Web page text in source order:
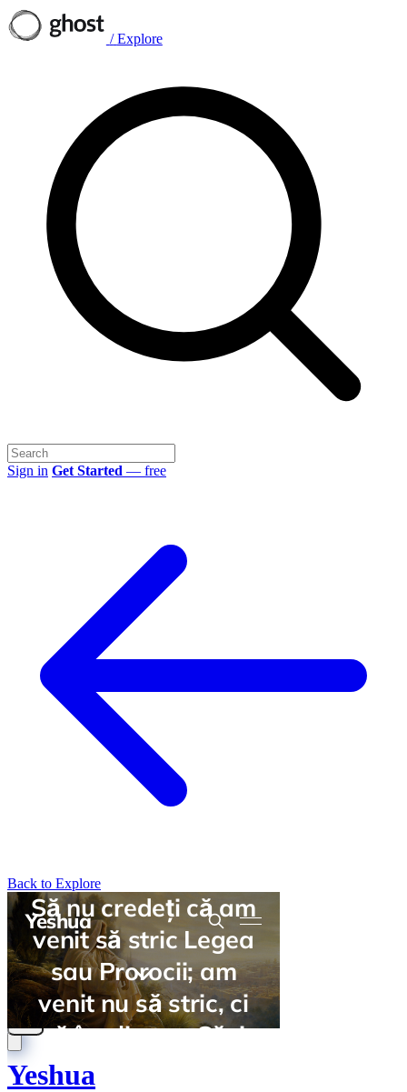
/ Explore
Sign in Get Started — free
Back to Explore
Yeshua